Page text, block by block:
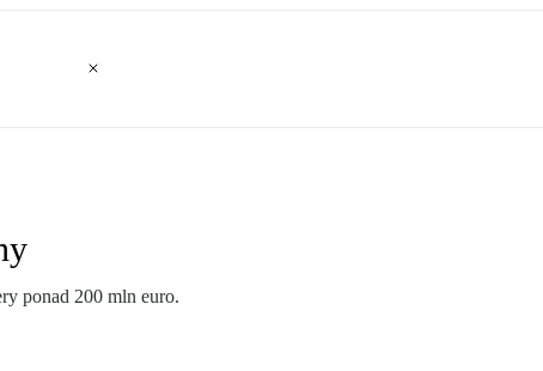
ponad 200 mln euro.